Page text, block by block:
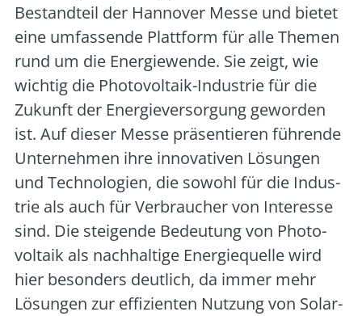
Bestand­teil der Han­no­ver Mes­se und bie­tet
eine umfas­sen­de Platt­form für alle The­men
rund um die Ener­gie­wen­de. Sie zeigt, wie
wich­tig die Pho­to­vol­ta­ik-Indus­trie für die
Zukunft der Ener­gie­ver­sor­gung gewor­den
ist. Auf die­ser Mes­se prä­sen­tie­ren füh­ren­de
Unter­neh­men ihre inno­va­ti­ven Lösun­gen
und Tech­no­lo­gien, die sowohl für die Indus­
trie als auch für Ver­brau­cher von Inter­es­se
sind. Die stei­gen­de Bedeu­tung von Pho­to­
vol­ta­ik als nach­hal­ti­ge Ener­gie­quel­le wird
hier beson­ders deut­lich, da immer mehr
Lösun­gen zur effi­zi­en­ten Nut­zung von Solar­